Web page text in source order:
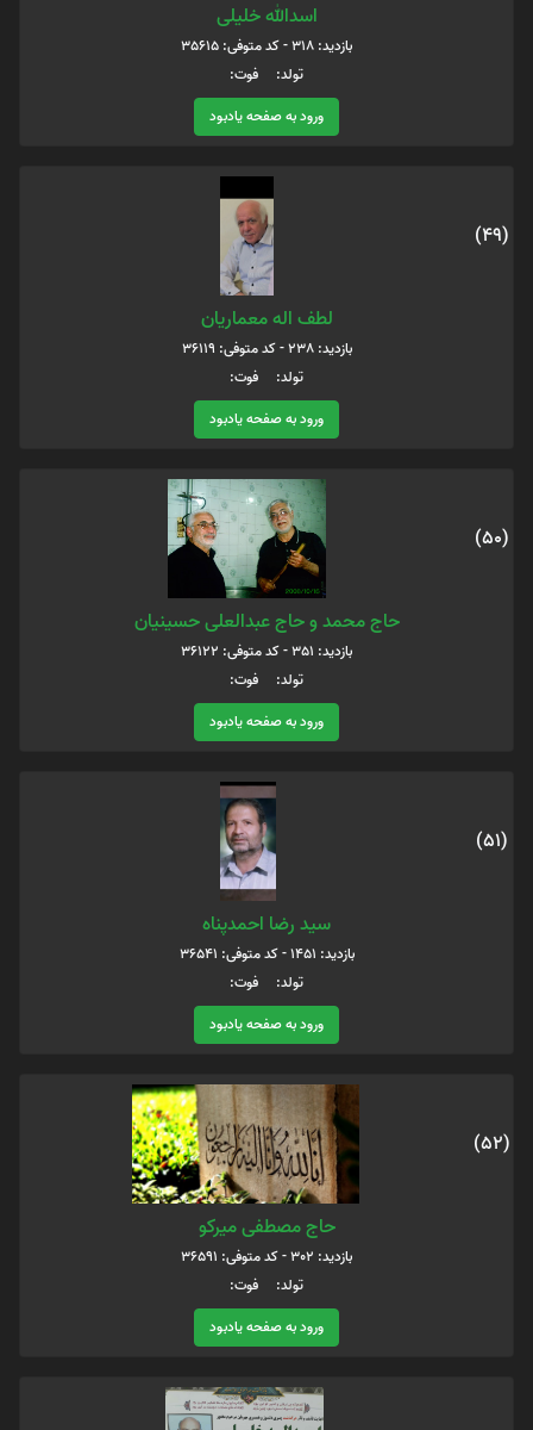
اسدالله خلیلی
بازدید: 318 - کد متوفی: 35615
تولد: فوت:
ورود به صفحه یادبود
(49)
لطف اله معماریان
بازدید: 238 - کد متوفی: 36119
تولد: فوت:
ورود به صفحه یادبود
(50)
حاج محمد و حاج عبدالعلی حسینیان
بازدید: 351 - کد متوفی: 36122
تولد: فوت:
ورود به صفحه یادبود
(51)
سید رضا احمدپناه
بازدید: 1451 - کد متوفی: 36541
تولد: فوت:
ورود به صفحه یادبود
(52)
حاج مصطفی میرکو
بازدید: 302 - کد متوفی: 36591
تولد: فوت:
ورود به صفحه یادبود